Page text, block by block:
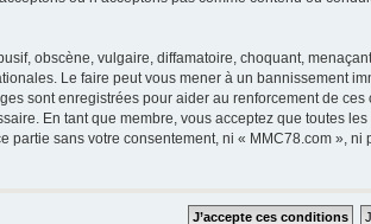
obscène, vulgaire, diffamatoire, choquant,
Le faire peut vous mener à un bannissement
sont enregistrées pour aider au renforcement de
En tant que membre, vous acceptez que toutes
partie sans votre consentement, ni « MMC78.com »,